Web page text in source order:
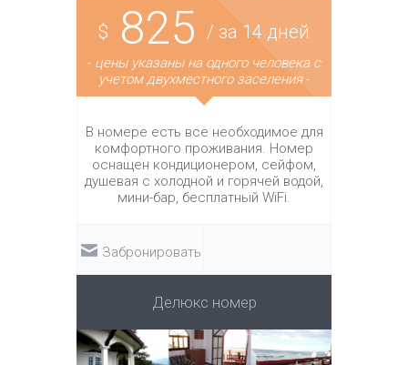
$ 825 / за 14 дней
- цены указаны на одного человека с
учетом двухместного заселения-
В номере есть все необходимое для
комфортного проживания. Номер
оснащен кондиционером, сейфом,
душевая с холодной и горячей водой,
мини-бар, бесплатный WiFi.
Забронировать
Делюкс номер